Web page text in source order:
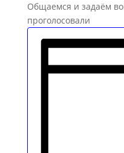
Общаемся и задаём
проголосовали